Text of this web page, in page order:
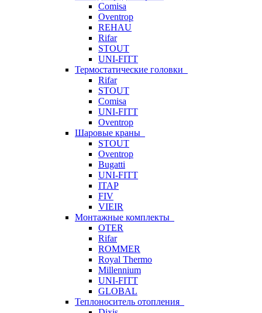
Comisa
Oventrop
REHAU
Rifar
STOUT
UNI-FITT
Термостатические головки
Rifar
STOUT
Comisa
UNI-FITT
Oventrop
Шаровые краны
STOUT
Oventrop
Bugatti
UNI-FITT
ITAP
FIV
VIEIR
Монтажные комплекты
OTER
Rifar
ROMMER
Royal Thermo
Millennium
UNI-FITT
GLOBAL
Теплоноситель отопления